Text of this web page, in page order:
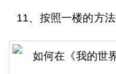
11、按照一楼的方